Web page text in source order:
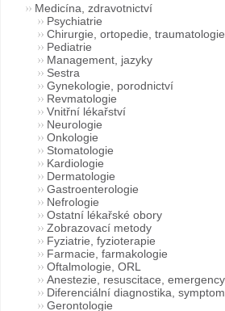
Medicína, zdravotnictví
Psychiatrie
Chirurgie, ortopedie, traumatologie
Pediatrie
Management, jazyky
Sestra
Gynekologie, porodnictví
Revmatologie
Vnitřní lékařství
Neurologie
Onkologie
Stomatologie
Kardiologie
Dermatologie
Gastroenterologie
Nefrologie
Ostatní lékařské obory
Zobrazovací metody
Fyziatrie, fyzioterapie
Farmacie, farmakologie
Oftalmologie, ORL
Anestezie, resuscitace, emergency
Diferenciální diagnostika,
Gerontologie